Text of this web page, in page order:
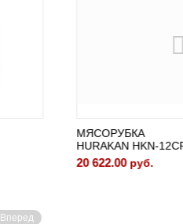
HURAKAN HKN-12CR
руб.
Вперед